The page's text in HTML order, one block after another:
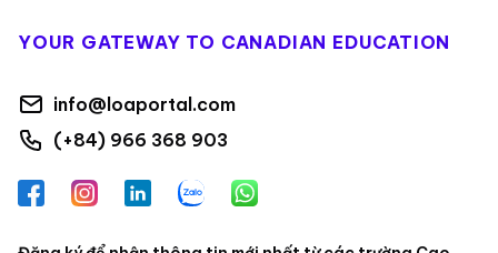
YOUR GATEWAY TO CANADIAN EDUCATION
info@loaportal.com
(+84) 966 368 903
FacebookInstagramLinkedInZalo WhatsApp